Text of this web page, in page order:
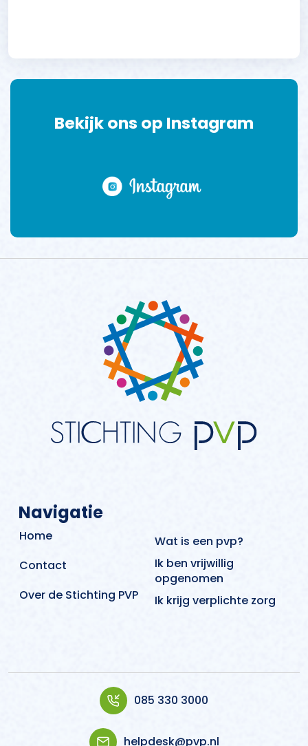
Bekijk ons op Instagram
Navigatie
Home
Wat is een pvp?
Contact
Ik ben vrijwillig
opgenomen
Over de Stichting PVP
Ik krijg verplichte zorg
085 330 3000
helpdesk@pvp.nl